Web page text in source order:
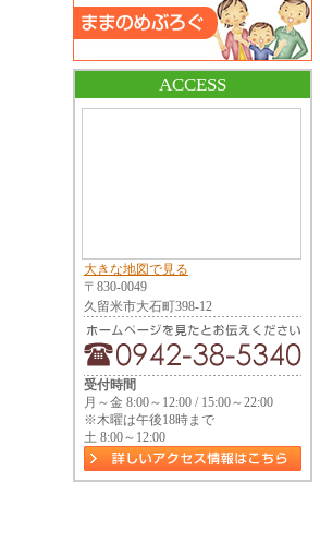
ACCESS
大きな地図で見る
〒830-0049
久留米市大石町398-12
受付時間
月～金 8:00～12:00 / 15:00～22:00
※木曜は午後18時まで
土 8:00～12:00